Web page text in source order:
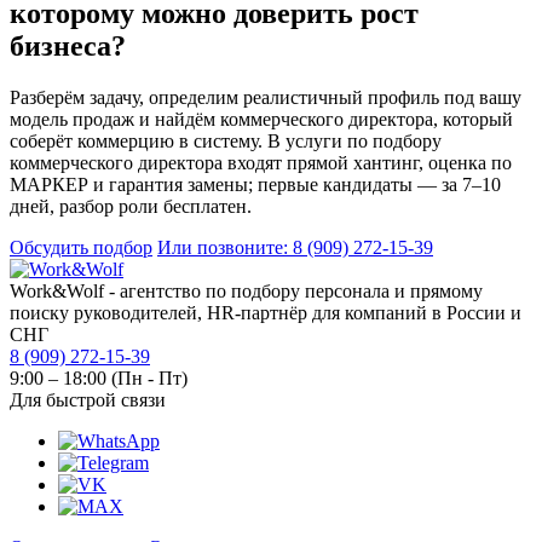
которому можно доверить рост
бизнеса?
Разберём задачу, определим реалистичный профиль под вашу
модель продаж и найдём коммерческого директора, который
соберёт коммерцию в систему. В услуги по подбору
коммерческого директора входят прямой хантинг, оценка по
МАРКЕР и гарантия замены; первые кандидаты — за 7–10
дней, разбор роли бесплатен.
Обсудить подбор Или позвоните: 8 (909) 272-15-39
Work&Wolf - агентство по подбору персонала и прямому
поиску руководителей, HR-партнёр для компаний в России и
СНГ
8 (909) 272-15-39
9:00 – 18:00 (Пн - Пт)
Для быстрой связи